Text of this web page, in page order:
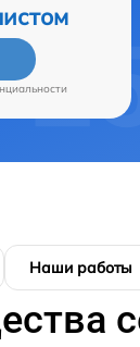
Наши работы